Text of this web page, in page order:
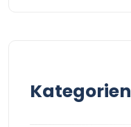
Kategorien